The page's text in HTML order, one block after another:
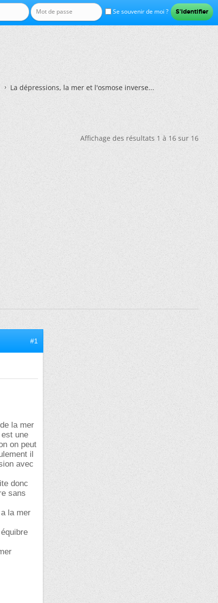
Se souvenir de moi ?
La dépressions, la mer et l'osmose inverse...
Affichage des résultats 1 à 16 sur 16
#1
la mer
une
on peut
il
avec
donc
sans
la mer